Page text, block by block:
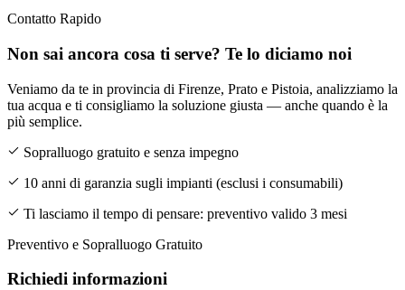
Contatto Rapido
Non sai ancora cosa ti serve? Te lo diciamo noi
Veniamo da te in provincia di Firenze, Prato e Pistoia, analizziamo la
tua acqua e ti consigliamo la soluzione giusta — anche quando è la
più semplice.
Sopralluogo gratuito e senza impegno
10 anni di garanzia sugli impianti (esclusi i consumabili)
Ti lasciamo il tempo di pensare: preventivo valido 3 mesi
Preventivo e Sopralluogo Gratuito
Richiedi informazioni